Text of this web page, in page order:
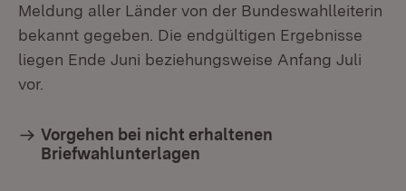
Meldung aller Länder von der Bundeswahlleiterin
bekannt gegeben. Die endgültigen Ergebnisse
liegen Ende Juni beziehungsweise Anfang Juli
vor.
Vorgehen bei nicht erhaltenen
Briefwahlunterlagen